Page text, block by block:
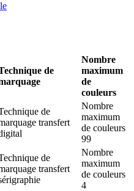
de
Nombre
maximum
de
couleurs
de
transfert
Nombre
maximum
de couleurs
99
de
transfert
Nombre
maximum
de couleurs
4